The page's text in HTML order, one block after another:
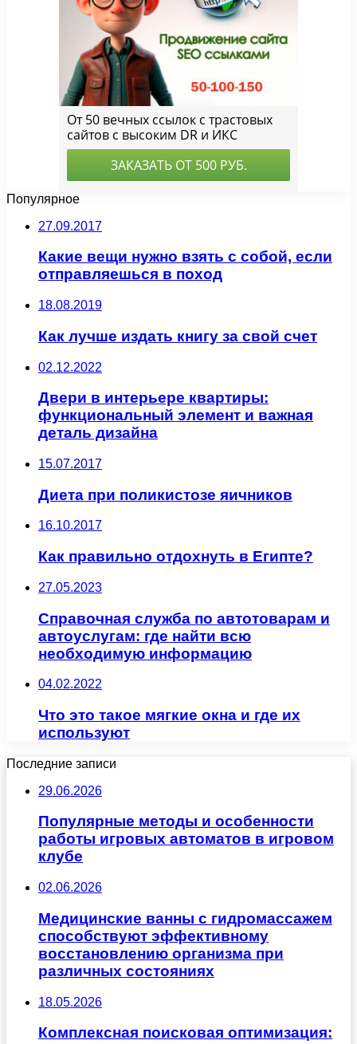
Популярное
27.09.2017
Какие вещи нужно взять с собой, если
отправляешься в поход
18.08.2019
Как лучше издать книгу за свой счет
02.12.2022
Двери в интерьере квартиры:
функциональный элемент и важная
деталь дизайна
15.07.2017
Диета при поликистозе яичников
16.10.2017
Как правильно отдохнуть в Египте?
27.05.2023
Справочная служба по автотоварам и
автоуслугам: где найти всю
необходимую информацию
04.02.2022
Что это такое мягкие окна и где их
используют
Последние записи
29.06.2026
Популярные методы и особенности
работы игровых автоматов в игровом
клубе
02.06.2026
Медицинские ванны с гидромассажем
способствуют эффективному
восстановлению организма при
различных состояниях
18.05.2026
Комплексная поисковая оптимизация: